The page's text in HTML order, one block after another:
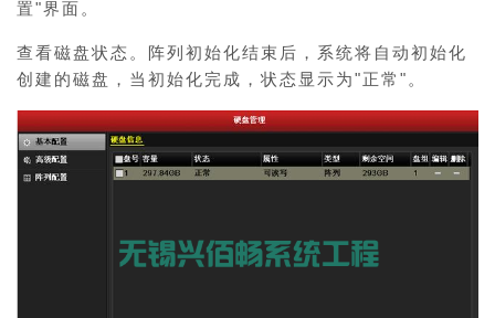
置"界面。
查看磁盘状态。 阵列初始化结束后，系统将自动初始化
创建的磁盘，当初始化完成，状态显示为"正常"。